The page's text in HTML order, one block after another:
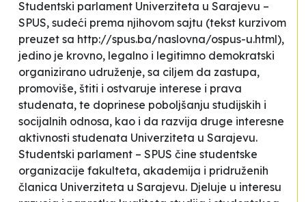
Studentski parlament Univerziteta u Sarajevu –
SPUS, sudeći prema njihovom sajtu (tekst kurzivom
preuzet sa http://spus.ba/naslovna/ospus-u.html),
jedino je krovno, legalno i legitimno demokratski
organizirano udruženje, sa ciljem da zastupa,
promoviše, štiti i ostvaruje interese i prava
studenata, te doprinese poboljšanju studijskih i
socijalnih odnosa, kao i da razvija druge interesne
aktivnosti studenata Univerziteta u Sarajevu.
Studentski parlament – SPUS čine studentske
organizacije fakulteta, akademija i pridruženih
članica Univerziteta u Sarajevu. Djeluje u interesu